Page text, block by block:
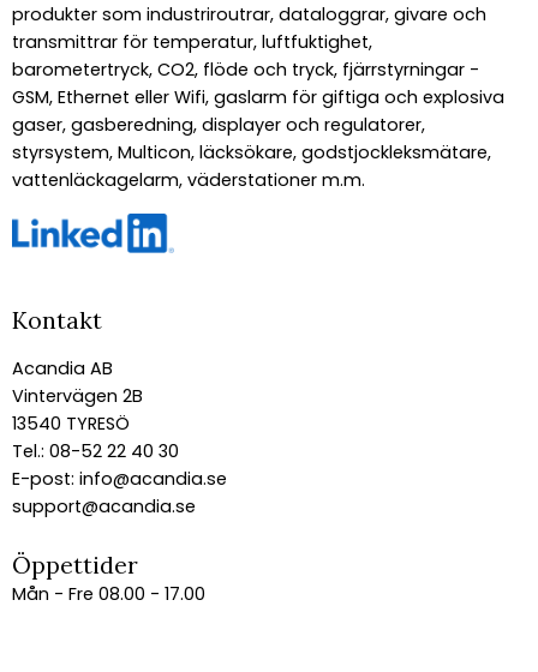
produkter som industriroutrar, dataloggrar, givare och
transmittrar för temperatur, luftfuktighet,
barometertryck, CO2, flöde och tryck, fjärrstyrningar -
GSM, Ethernet eller Wifi, gaslarm för giftiga och explosiva
gaser, gasberedning, displayer och regulatorer,
styrsystem, Multicon, läcksökare, godstjockleksmätare,
vattenläckagelarm, väderstationer m.m.
Kontakt
Acandia AB
Vintervägen 2B
13540 TYRESÖ
Tel.: 08-52 22 40 30
E-post: info@acandia.se
support@acandia.se
Öppettider
Mån - Fre 08.00 - 17.00